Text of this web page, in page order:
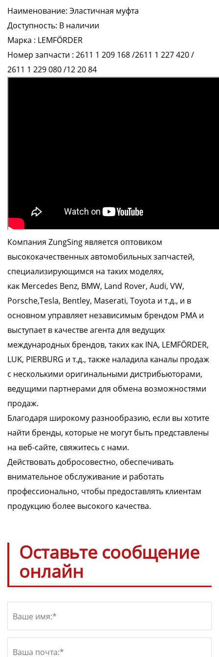
Наименование: Эластичная муфта
Доступность: В наличии
Марка : LEMFÖRDER
Номер запчасти : 2611 1 209 168 /2611 1 227 420 /
2611 1 229 080 /12 20 84
Компания ZungSing является оптовиком
высококачественных автомобильных запчастей,
специализирующимся на таких моделях,
как Mercedes Benz, BMW, Land Rover, Audi, VW,
Porsche,Tesla, Bentley, Maserati, Toyota и т.д., и в
основном управляет независимым брендом PMA и
выступает в качестве агента для ведущих
международных брендов, таких как INA, LEMFÖRDER,
LUK, PIERBURG и т.д., также наладила каналы продаж
с несколькими оригинальными дистрибьюторами,
ведущими партнерами для обмена возможностями
продаж.
Благодаря широкому разнообразию, если вы хотите
найти бренды, которые не могут быть представлены
на веб-сайте, свяжитесь с нами.
Действовать добросовестно, обеспечивать
внимательное обслуживание и работать
профессионально, чтобы предоставлять клиентам
продукцию более высокого качества.
Оставьте сообщение
онлайн